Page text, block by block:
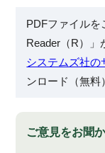
PDFファイルを
Reader（R）」
システムズ社の
ンロード（無料
ご意見をお聞